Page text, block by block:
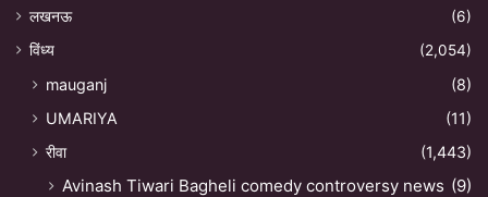
लखनऊ
(6)
विंध्य
(2,054)
mauganj
(8)
UMARIYA
(11)
रीवा
(1,443)
Avinash Tiwari Bagheli comedy controversy news (9)